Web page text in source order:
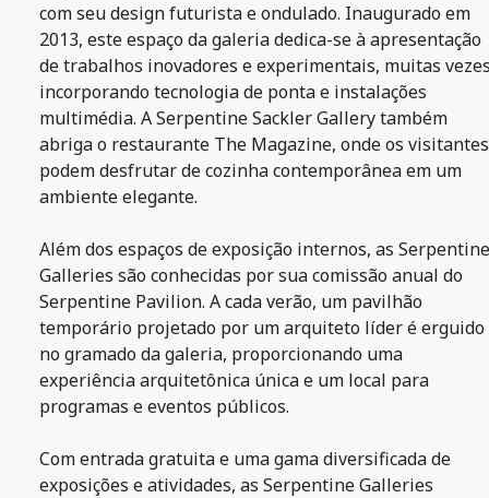
com seu design futurista e ondulado. Inaugurado em
2013, este espaço da galeria dedica-se à apresentação
de trabalhos inovadores e experimentais, muitas
incorporando tecnologia de ponta e instalações
multimédia. A Serpentine Sackler Gallery também
abriga o restaurante The Magazine, onde os visitantes
podem desfrutar de cozinha contemporânea em um
ambiente elegante.
Além dos espaços de exposição internos, as Serpentine
Galleries são conhecidas por sua comissão anual do
Serpentine Pavilion. A cada verão, um pavilhão
temporário projetado por um arquiteto líder é erguido
no gramado da galeria, proporcionando uma
experiência arquitetônica única e um local para
programas e eventos públicos.
Com entrada gratuita e uma gama diversificada de
exposições e atividades, as Serpentine Galleries